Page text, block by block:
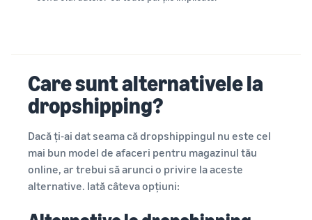
Care sunt alternativele la
dropshipping?
Dacă ți-ai dat seama că dropshippingul nu este cel
mai bun model de afaceri pentru magazinul tău
online, ar trebui să arunci o privire la aceste
alternative. Iată câteva opțiuni: